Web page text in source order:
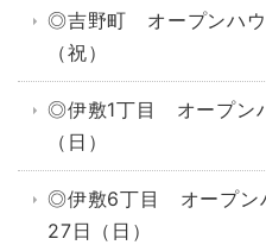
◎吉野町 オープンハ
（祝）
◎伊敷1丁目 オープン
（日）
◎伊敷6丁目 オープン
27日（日）